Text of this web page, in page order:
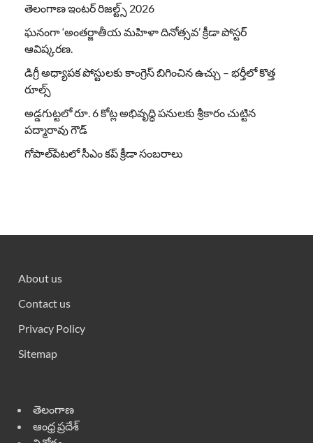
తెలంగాణ ఇంటర్ రిజల్ట్స్ 2026
ఘనంగా ‘అంతర్జాతీయ మహిళా దినోత్సవ’ క్రీడా పోస్టర్
ఆవిష్కరణ.
డిగ్రీ అధ్యాపక పోస్టులకు కాంగ్రెస్ బిగించిన ఉచ్చు – భర్తీలో కొత్త
రూల్స్
అడ్డగుట్టలో రూ. 6 కోట్ల అభివృద్ధి పనులకు శ్రీకారం చుట్టిన
పద్మారావు గౌడ్
గోపాల్‌పేటలో సీఎం కప్ క్రీడా సంబరాలు
About us
Contact us
Privacy Policy
Sitemap
తెలంగాణ
ఆంధ్ర ప్రదేశ్